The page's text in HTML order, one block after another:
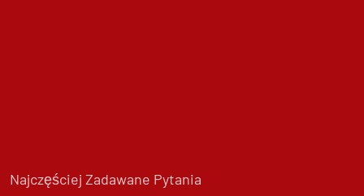
Najczęściej Zadawane Pytania